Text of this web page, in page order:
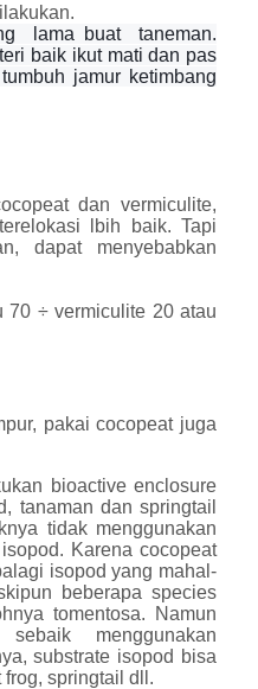
lama buat taneman.
baik ikut mati dan pas
jamur ketimbang
dan vermiculite,
lbih baik. Tapi
dapat menyebabkan
70 ÷ vermiculite 20 atau
pakai cocopeat juga
bioactive enclosure
tanaman dan springtail
tidak menggunakan
Karena cocopeat
isopod yang mahal-
beberapa species
tomentosa. Namun
sebaik menggunakan
substrate isopod bisa
frog, springtail dll.